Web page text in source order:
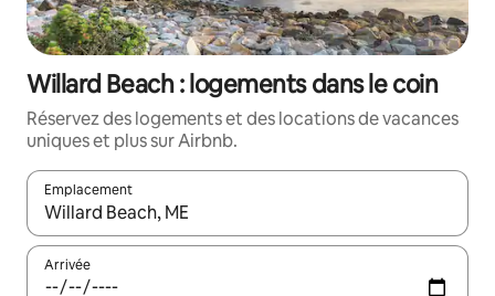
Willard Beach : logements dans le coin
Réservez des logements et des locations de vacances
uniques et plus sur Airbnb.
Emplacement
Quand les résultats sont affichés, parcourez-les en utilisant
Arrivée